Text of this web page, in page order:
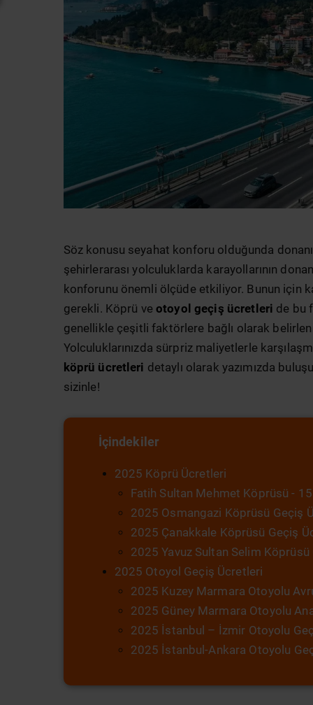
Söz konusu seyahat konforu olduğunda
şehirlerarası yolculuklarda karayollarının
konforunu önemli ölçüde etkiliyor. Bunun için
gerekli. Köprü veotoyol geçiş ücretleri de bu
genellikle çeşitli faktörlere bağlı olarak
Yolculuklarınızda sürpriz maliyetlerle
köprü ücretleri detaylı olarak yazımızda
sizinle!
İçindekiler
2025 Köprü Ücretleri
Fatih Sultan Mehmet Köprüsü -
2025 Osmangazi Köprüsü Geçiş
2025 Çanakkale Köprüsü Geçiş
2025 Yavuz Sultan Selim
2025 Otoyol Geçiş Ücretleri
2025 Kuzey Marmara Otoyolu
2025 Güney Marmara Otoyolu
2025 İstanbul – İzmir Otoyolu
2025 İstanbul-Ankara Otoyolu